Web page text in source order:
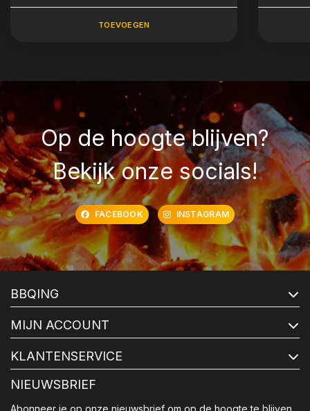
TOEVOEGEN
Op de hoogte blijven?
Bekijk onze socials!
FACEBOOK INSTAGRAM
BBQING
MIJN ACCOUNT
KLANTENSERVICE
NIEUWSBRIEF